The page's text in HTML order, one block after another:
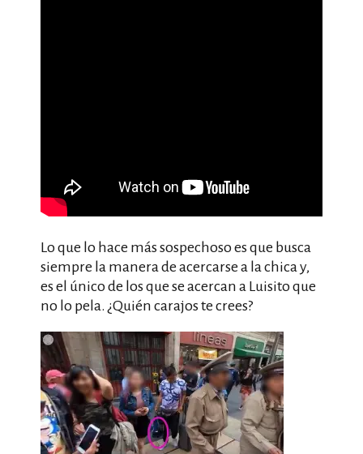
Lo que lo hace más sospechoso es que busca
siempre la manera de acercarse a la chica y,
es el único de los que se acercan a Luisito que
no lo pela. ¿Quién carajos te crees?